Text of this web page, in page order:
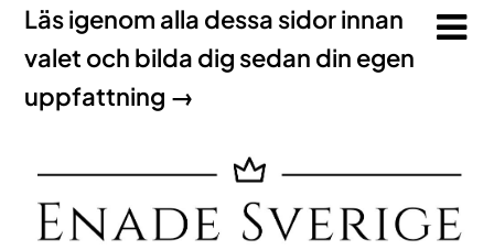
Läs igenom alla dessa sidor innan
valet och bilda dig sedan din egen
uppfattning →